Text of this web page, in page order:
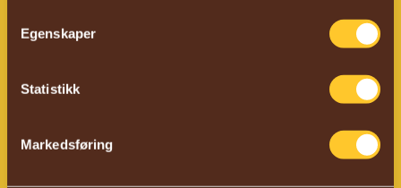
Egenskaper
Statistikk
Markedsføring